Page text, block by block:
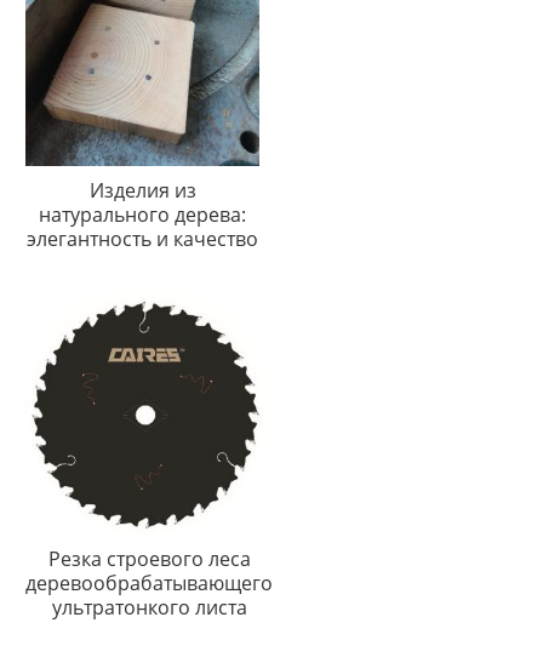
Изделия из
натурального дерева:
элегантность и качество
Резка строевого леса
деревообрабатывающего
ультратонкого листа